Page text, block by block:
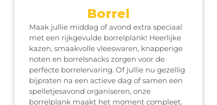
Borrel
Maak jullie middag of avond extra speciaal
met een rijkgevulde borrelplank! Heerlijke
kazen, smaakvolle vleeswaren, knapperige
noten en borrelsnacks zorgen voor de
perfecte borrelervaring. Of jullie nu gezellig
bijpraten na een actieve dag of samen een
spelletjesavond organiseren, onze
borrelplank maakt het moment compleet.